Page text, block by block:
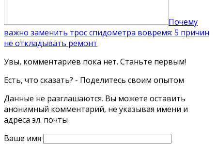
Почему
важно заменить трос спидометра вовремя: 5 причин
не откладывать ремонт
Увы, комментариев пока нет. Станьте первым!
Есть, что сказать? - Поделитесь своим опытом
Данные не разглашаются. Вы можете оставить
анонимный комментарий, не указывая имени и
адреса эл. почты
Ваше имя